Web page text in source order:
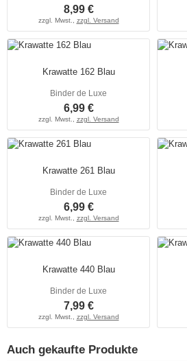
8,99 €
zzgl. Mwst., zzgl. Versand
Krawatte 162 Blau
Binder de Luxe
6,99 €
zzgl. Mwst., zzgl. Versand
Krawatte 261 Blau
Binder de Luxe
6,99 €
zzgl. Mwst., zzgl. Versand
Krawatte 440 Blau
Binder de Luxe
7,99 €
zzgl. Mwst., zzgl. Versand
Auch gekaufte Produkte